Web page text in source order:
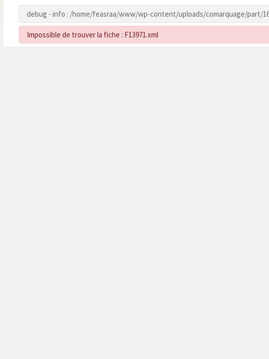
debug - info : /home/feasraa/www/wp-content/uploads/comarquage/part/
Impossible de trouver la fiche : F13971.xml